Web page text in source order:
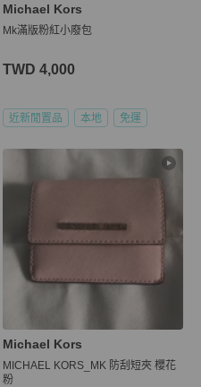
Michael Kors
Mk滿版粉紅小廢包
TWD 4,000
近新閒置品 本地 免運
Michael Kors
MICHAEL KORS_MK 防刮短夾 櫻花
粉